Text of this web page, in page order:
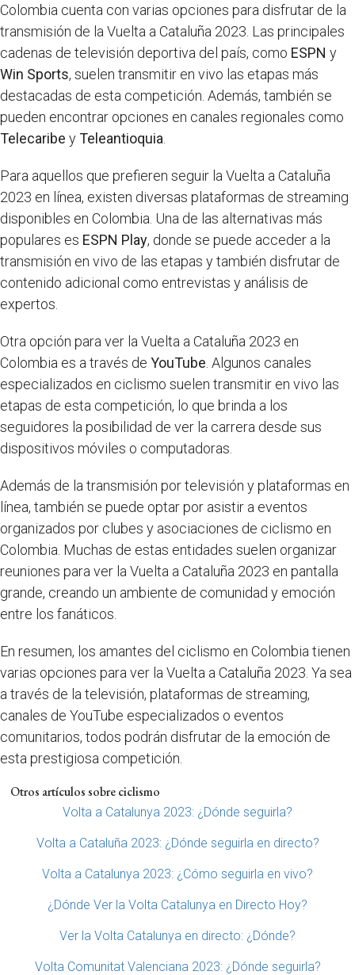
Colombia cuenta con varias opciones para disfrutar de la
transmisión de la Vuelta a Cataluña 2023. Las principales
cadenas de televisión deportiva del país, como ESPN y
Win Sports, suelen transmitir en vivo las etapas más
destacadas de esta competición. Además, también se
pueden encontrar opciones en canales regionales como
Telecaribe yTeleantioquia
Para aquellos que prefieren seguir la Vuelta a Cataluña
2023 en línea, existen diversas plataformas de streaming
disponibles en Colombia. Una de las alternativas más
populares es ESPN Play, donde se puede acceder a la
transmisión en vivo de las etapas y también disfrutar de
contenido adicional como entrevistas y análisis de
expertos.
Otra opción para ver la Vuelta a Cataluña 2023 en
Colombia es a través de YouTube . Algunos canales
especializados en ciclismo suelen transmitir en vivo las
etapas de esta competición, lo que brinda a los
seguidores la posibilidad de ver la carrera desde sus
dispositivos móviles o computadoras.
Además de la transmisión por televisión y plataformas en
línea, también se puede optar por asistir a eventos
organizados por clubes y asociaciones de ciclismo en
Colombia. Muchas de estas entidades suelen organizar
reuniones para ver la Vuelta a Cataluña 2023 en pantalla
grande, creando un ambiente de comunidad y emoción
entre los fanáticos.
En resumen, los amantes del ciclismo en Colombia tienen
varias opciones para ver la Vuelta a Cataluña 2023. Ya sea
a través de la televisión, plataformas de streaming,
canales de YouTube especializados o eventos
comunitarios, todos podrán disfrutar de la emoción de
esta prestigiosa competición.
Otros artículos sobre ciclismo
Volta a Catalunya 2023: ¿Dónde seguirla?
Volta a Cataluña 2023: ¿Dónde seguirla en directo?
Volta a Catalunya 2023: ¿Cómo seguirla en vivo?
¿Dónde Ver la Volta Catalunya en Directo Hoy?
Ver la Volta Catalunya en directo: ¿Dónde?
Volta Comunitat Valenciana 2023: ¿Dónde seguirla?